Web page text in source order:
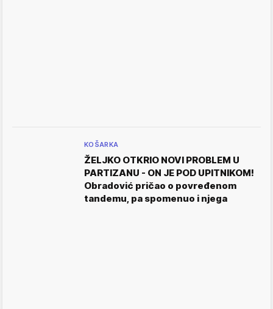
KOŠARKA
ŽELJKO OTKRIO NOVI PROBLEM U
PARTIZANU - ON JE POD UPITNIKOM!
Obradović pričao o povređenom
tandemu, pa spomenuo i njega